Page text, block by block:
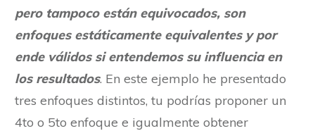
pero tampoco están equivocados, son
enfoques estáticamente equivalentes y por
ende válidos si entendemos su influencia en
los resultados. En este ejemplo he presentado
tres enfoques distintos, tu podrías proponer un
4to o 5to enfoque e igualmente obtener